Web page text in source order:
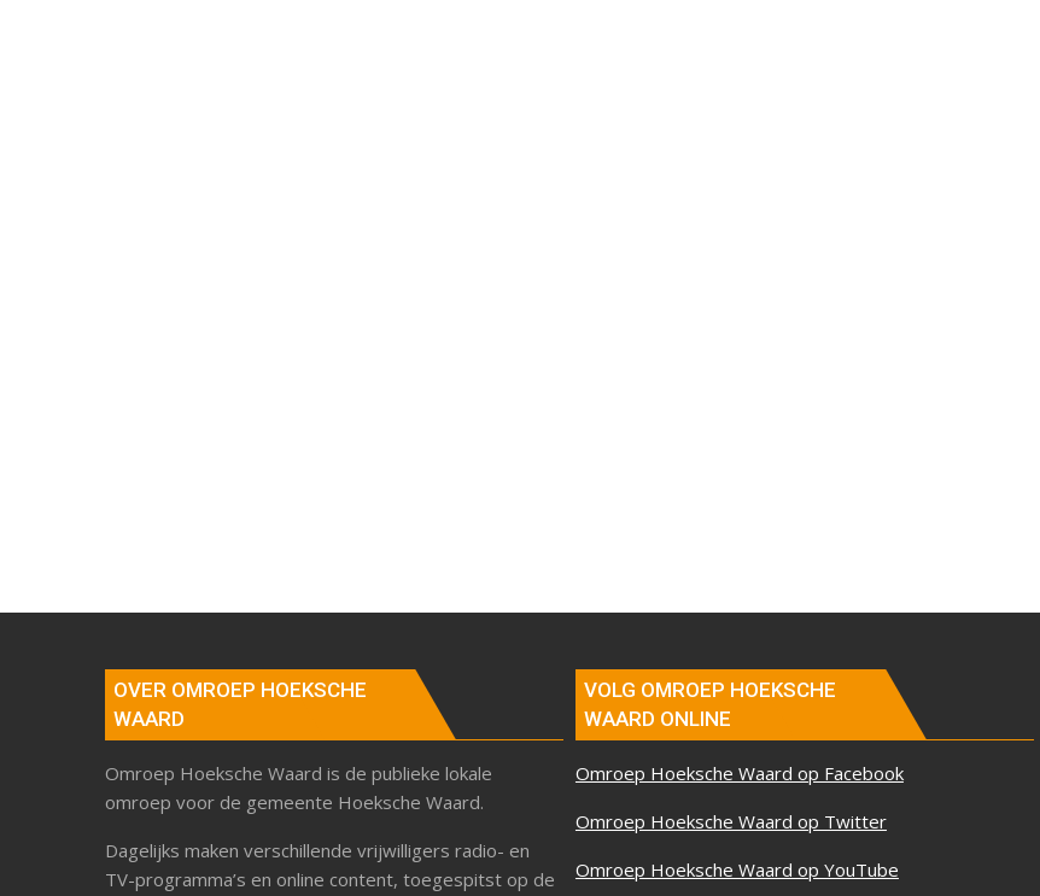
OVER OMROEP HOEKSCHE
WAARD
Omroep Hoeksche Waard is de publieke lokale
omroep voor de gemeente Hoeksche Waard.
Dagelijks maken verschillende vrijwilligers radio- en
TV-programma’s en online content, toegespitst op de
VOLG OMROEP HOEKSCHE
WAARD ONLINE
Omroep Hoeksche Waard op Facebook
Omroep Hoeksche Waard op Twitter
Omroep Hoeksche Waard op YouTube